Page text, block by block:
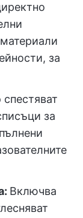
за
за
Включва